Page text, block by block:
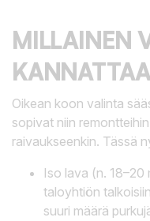
MILLAINEN
Oikean koon valinta
sopivat niin
raivaukseenkin. Tässä
Iso lava (n. 18–20
taloyhtiön
suuri määrä